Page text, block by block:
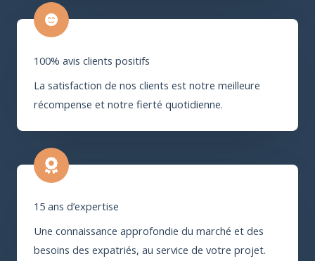
100% avis clients positifs
La satisfaction de nos clients est notre meilleure
récompense et notre fierté quotidienne.
15 ans d’expertise
Une connaissance approfondie du marché et des
besoins des expatriés, au service de votre projet.